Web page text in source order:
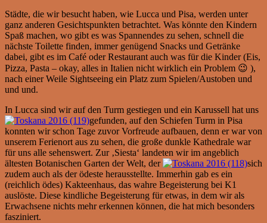
Städte, die wir besucht haben, wie Lucca und Pisa, werden unter
ganz anderen Gesichtspunkten betrachtet. Was könnte den Kindern
Spaß machen, wo gibt es was Spannendes zu sehen, schnell die
nächste Toilette finden, immer genügend Snacks und Getränke
dabei, gibt es im Café oder Restaurant auch was für die Kinder (Eis,
Pizza, Pasta – okay, alles in Italien nicht wirklich ein Problem 😉 ),
nach einer Weile Sightseeing ein Platz zum Spielen/Austoben und
und und.
In Lucca sind wir auf den Turm gestiegen und ein Karussell hat uns
gefunden, auf den Schiefen Turm in Pisa
konnten wir schon Tage zuvor Vorfreude aufbauen, denn er war von
unserem Ferienort aus zu sehen, die große dunkle Kathedrale war
für uns alle sehenswert. Zur ‚Siesta‘ landeten wir im angeblich
ältesten Botanischen Garten der Welt, der
sich
zudem auch als der ödeste herausstellte. Immerhin gab es ein
(reichlich ödes) Kakteenhaus, das wahre Begeisterung bei K1
auslöste. Diese kindliche Begeisterung für etwas, in dem wir als
Erwachsene nichts mehr erkennen können, die hat mich besonders
fasziniert.